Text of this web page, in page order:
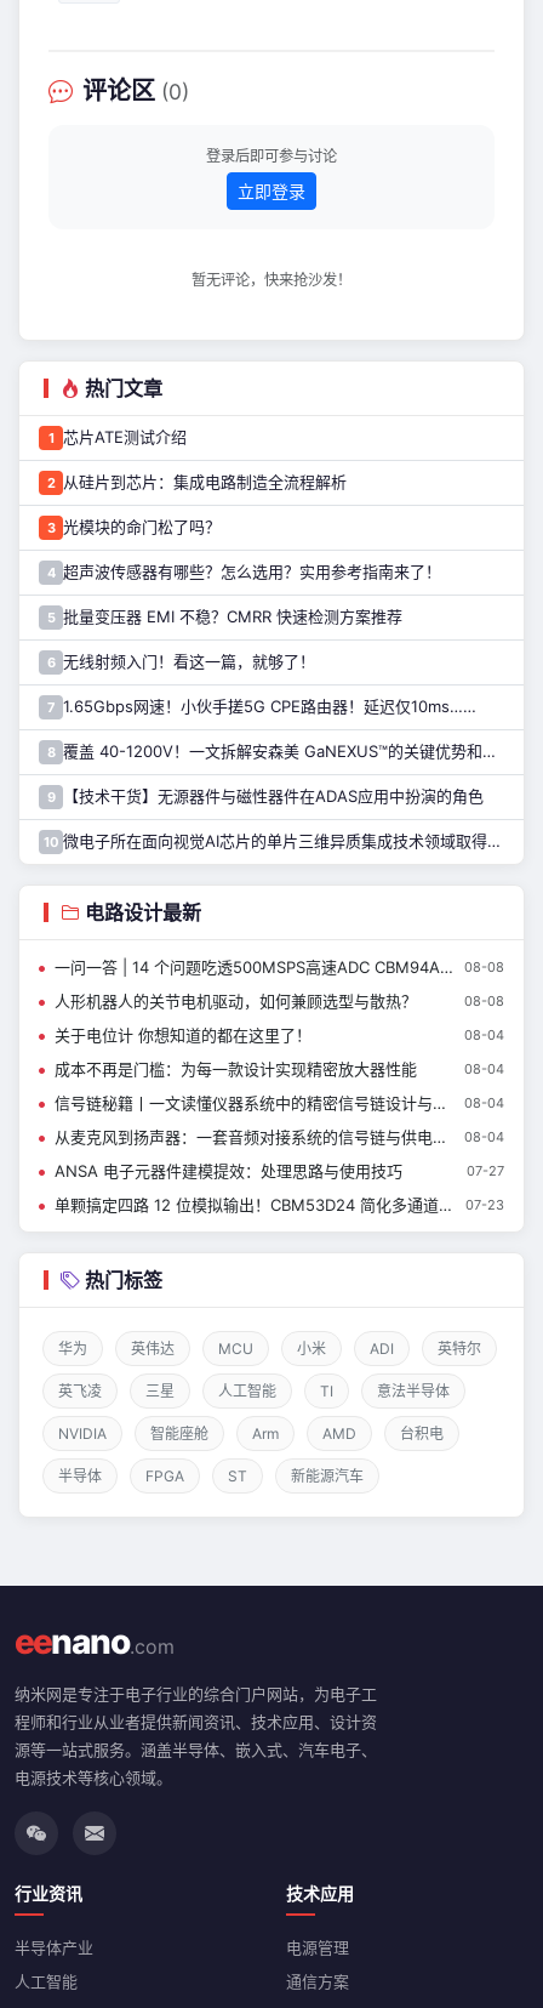
颗 GPU 集群每秒处理数 PB 级数据流
动。但这一带宽革命并非性能的线性跃
评论区 (0)
登录后即可参与讨论
立即登录
暂无评论，快来抢沙发！
热门文章
1 芯片ATE测试介绍
2 从硅片到芯片：集成电路制造全流程解析
3 光模块的命门松了吗？
4 超声波传感器有哪些？怎么选用？实用参考指南来了！
5 批量变压器 EMI 不稳？CMRR 快速检测方案推荐
6 无线射频入门！看这一篇，就够了！
7 1.65Gbps网速！小伙手搓5G CPE路由器！延迟仅10ms……
8 覆盖 40-1200V！一文拆解安森美 GaNEXUS™的关键优势和应用
9 【技术干货】无源器件与磁性器件在ADAS应用中扮演的角色
10 微电子所在面向视觉AI芯片的单片三维异质集成技术领域取得进展
电路设计最新
一问一答 | 14 个问题吃透500MSPS高速ADC CBM94AD34 08-08
人形机器人的关节电机驱动，如何兼顾选型与散热？ 08-08
关于电位计 你想知道的都在这里了！ 08-04
成本不再是门槛：为每一款设计实现精密放大器性能 08-04
信号链秘籍丨一文读懂仪器系统中的精密信号链设计与器件选型指南 08-04
从麦克风到扬声器：一套音频对接系统的信号链与供电设计 08-04
ANSA 电子元器件建模提效：处理思路与使用技巧 07-27
单颗搞定四路 12 位模拟输出！CBM53D24 简化多通道 DAC 硬件设计 07-23
热门标签
华为 英伟达 MCU 小米 ADI 英特尔
英飞凌 三星 人工智能 TI 意法半导体
NVIDIA 智能座舱 Arm AMD 台积电
半导体 FPGA ST 新能源汽车
eenano.com
纳米网是专注于电子行业的综合门户网站，为电子工
程师和行业从业者提供新闻资讯、技术应用、设计资
源等一站式服务。涵盖半导体、嵌入式、汽车电子、
电源技术等核心领域。
行业资讯
半导体产业
人工智能
技术应用
电源管理
通信方案